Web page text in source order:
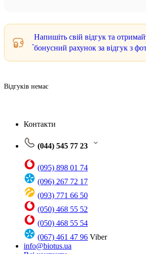
Напишіть свій відгук та
бонусний рахунок за відгук з
Відгуків немає
Контакти
(044) 545 77 23
(095) 898 01 74
(096) 267 72 17
(093) 771 66 50
(050) 468 55 52
(050) 468 55 54
(067) 461 47 96 Viber
info@biotus.ua